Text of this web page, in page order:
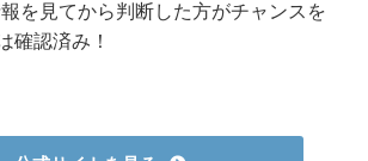
を見てから判断した方がチャンスを
確認済み！